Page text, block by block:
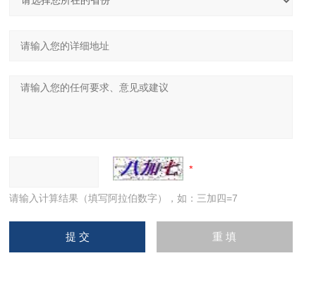
请输入计算结果（填写阿拉伯数字），如：三加四=7